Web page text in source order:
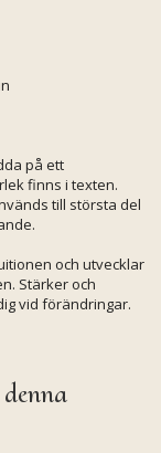
på ett
finns i texten.
till största del
och utvecklar
Stärker och
vid förändringar.